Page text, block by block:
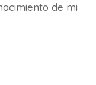
de mi